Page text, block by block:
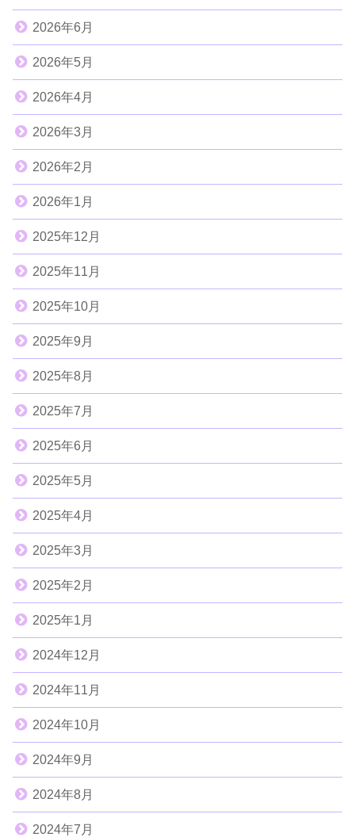
2026年6月
2026年5月
2026年4月
2026年3月
2026年2月
2026年1月
2025年12月
2025年11月
2025年10月
2025年9月
2025年8月
2025年7月
2025年6月
2025年5月
2025年4月
2025年3月
2025年2月
2025年1月
2024年12月
2024年11月
2024年10月
2024年9月
2024年8月
2024年7月